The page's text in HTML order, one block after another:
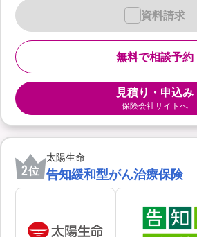
無料で相談予約
資料請求
見積り・申込み
保険会社サイトへ
2位
太陽生命
告知緩和型がん治療保険